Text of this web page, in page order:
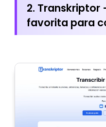
2. Transkriptor
favorita para